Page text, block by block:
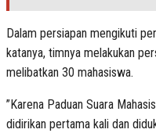
Dalam persiapan mengikuti
katanya, timnya melakukan
melibatkan 30 mahasiswa.
”Karena Paduan Suara
didirikan pertama kali dan